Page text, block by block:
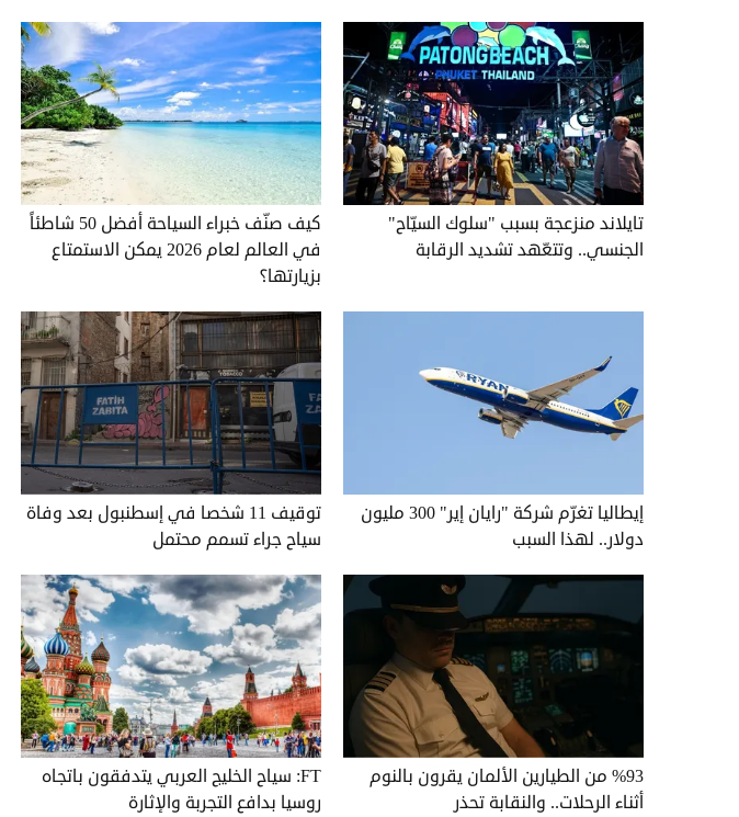
تايلاند منزعجة بسبب "سلوك السيّاح"
الجنسي.. وتتعّهد تشديد الرقابة
كيف صنّف خبراء السياحة أفضل 50 شاطئاً
في العالم لعام 2026 يمكن الاستمتاع
بزيارتها؟
إيطاليا تغرّم شركة "رايان إير" 300 مليون
دولار.. لهذا السبب
توقيف 11 شخصا في إسطنبول بعد وفاة
سياح جراء تسمم محتمل
%93 من الطيارين الألمان يقرون بالنوم
أثناء الرحلات.. والنقابة تحذر
FT: سياح الخليج العربي يتدفقون باتجاه
روسيا بدافع التجربة والإثارة